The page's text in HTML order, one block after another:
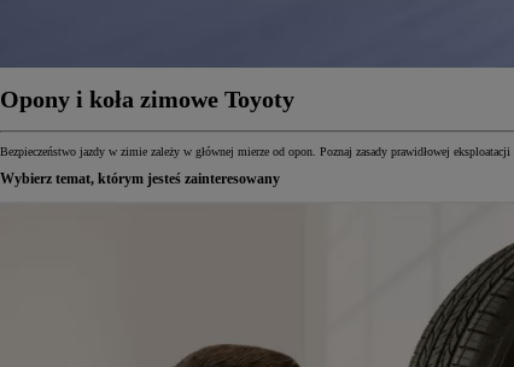
Opony i koła zimowe Toyoty
Bezpieczeństwo jazdy w zimie zależy w głównej mierze od opon. Poznaj zasady prawidłowej
Wybierz temat, którym jesteś zainteresowany